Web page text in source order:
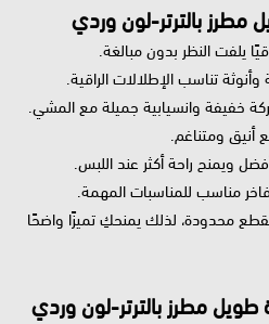
بالترتر-لون وردي
يلفت النظر بدون مبالغة.
تناسب الإطلالات الراقية.
خفيفة وانسيابية جميلة مع المشي.
أنيق ومتناغم.
ويمنح راحة أكثر عند اللبس.
مناسب للمناسبات المهمة.
محدودة، لذلك يمنحكِ تميزًا واضحًا
مطرز بالترتر-لون وردي